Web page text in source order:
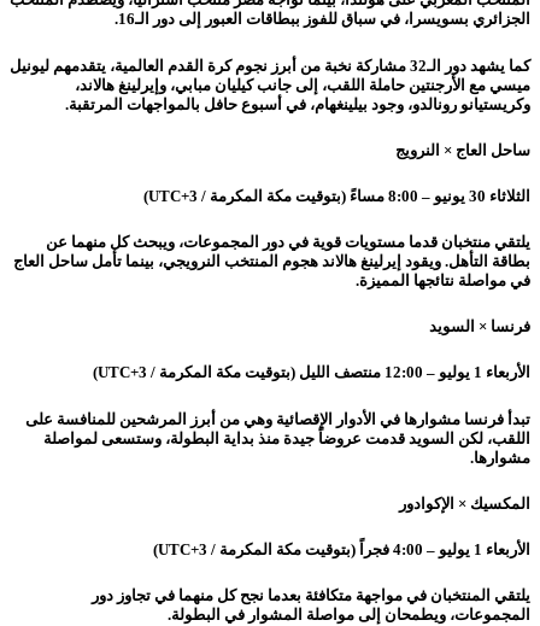
الجزائري بسويسرا، في سباق للفوز ببطاقات العبور إلى دور الـ16.
كما يشهد دور الـ32 مشاركة نخبة من أبرز نجوم كرة القدم العالمية، يتقدمهم ليونيل
ميسي مع الأرجنتين حاملة اللقب، إلى جانب كيليان مبابي، وإيرلينغ هالاند،
وكريستيانو رونالدو، وجود بيلينغهام، في أسبوع حافل بالمواجهات المرتقبة.
ساحل العاج × النرويج
الثلاثاء 30 يونيو – 8:00 مساءً (بتوقيت مكة المكرمة / UTC+3)
يلتقي منتخبان قدما مستويات قوية في دور المجموعات، ويبحث كل منهما عن
بطاقة التأهل. ويقود إيرلينغ هالاند هجوم المنتخب النرويجي، بينما تأمل ساحل العاج
في مواصلة نتائجها المميزة.
فرنسا × السويد
الأربعاء 1 يوليو – 12:00 منتصف الليل (بتوقيت مكة المكرمة / UTC+3)
تبدأ فرنسا مشوارها في الأدوار الإقصائية وهي من أبرز المرشحين للمنافسة على
اللقب، لكن السويد قدمت عروضاً جيدة منذ بداية البطولة، وستسعى لمواصلة
مشوارها.
المكسيك × الإكوادور
الأربعاء 1 يوليو – 4:00 فجراً (بتوقيت مكة المكرمة / UTC+3)
يلتقي المنتخبان في مواجهة متكافئة بعدما نجح كل منهما في تجاوز دور
المجموعات، ويطمحان إلى مواصلة المشوار في البطولة.